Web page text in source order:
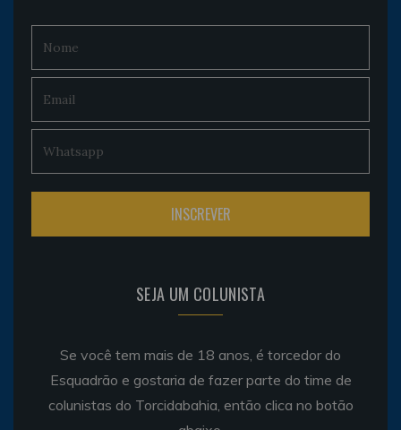
SEJA UM COLUNISTA
Se você tem mais de 18 anos, é torcedor do
Esquadrão e gostaria de fazer parte do time de
colunistas do Torcidabahia, então clica no botão